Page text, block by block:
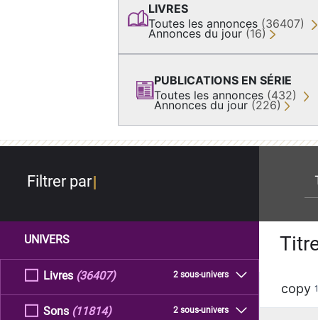
LIVRES
Toutes les annonces (36407)
Annonces du jour (16)
PUBLICATIONS EN SÉRIE
Toutes les annonces (432)
Annonces du jour (226)
Filtrer par
UNIVERS
Livres 2 sous-univers
(36407)
Sons 2 sous-univers
(11814)
copy